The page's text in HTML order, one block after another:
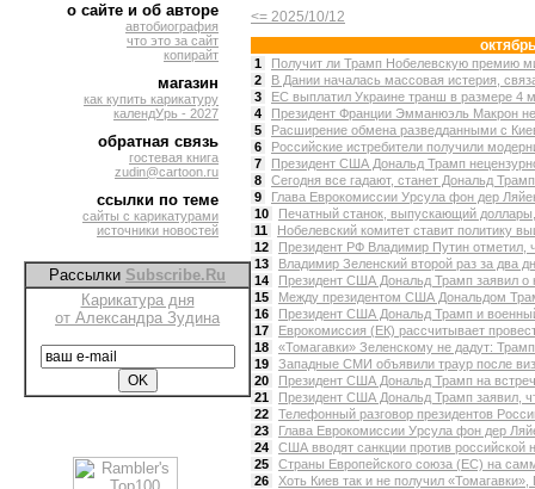
о сайте и об авторе
автобиография
что это за сайт
копирайт
магазин
как купить карикатуру
календУрь - 2027
обратная связь
гостевая книга
zudin@cartoon.ru
ссылки по теме
сайты с карикатурами
источники новостей
Рассылки Subscribe.Ru
Карикатура дня
от Александра Зудина
<= 2025/10/12
1
Получит ли Трамп Нобелевскую премию
2
В Дании началась массовая истерия,
3
ЕС выплатил Украине транш в размере 4
4
Президент Франции Эмманюэль Макрон
5
Расширение обмена разведданными с
6
Российские истребители получили
7
Президент США Дональд Трамп
8
Сегодня все гадают, станет Дональд
9
Глава Еврокомиссии Урсула фон дер
10
Печатный станок, выпускающий
11
Нобелевский комитет ставит политику
12
Президент РФ Владимир Путин отметил,
13
Владимир Зеленский второй раз за два
14
Президент США Дональд Трамп заявил о
15
Между президентом США Дональдом
16
Президент США Дональд Трамп и
17
Еврокомиссия (ЕК) рассчитывает
18
«Томагавки» Зеленскому не дадут:
19
Западные СМИ объявили траур после
20
Президент США Дональд Трамп на
21
Президент США Дональд Трамп заявил,
22
Телефонный разговор президентов
23
Глава Еврокомиссии Урсула фон дер
24
США вводят санкции против российской
25
Страны Европейского союза (ЕС) на
26
Хоть Киев так и не получил